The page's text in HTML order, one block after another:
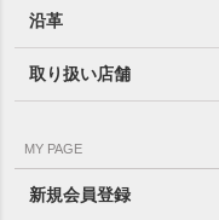
沿革
取り扱い店舗
MY PAGE
新規会員登録